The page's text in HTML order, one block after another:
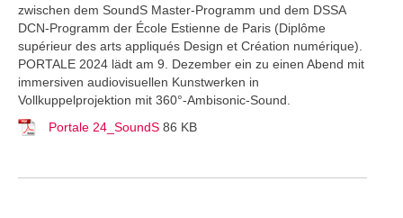
zwischen dem SoundS Master-Programm und dem DSSA
DCN-Programm der École Estienne de Paris (Diplôme
supérieur des arts appliqués Design et Création numérique).
PORTALE 2024 lädt am 9. Dezember ein zu einen Abend mit
immersiven audiovisuellen Kunstwerken in
Vollkuppelprojektion mit 360°-Ambisonic-Sound.
Portale 24_SoundS 86 KB